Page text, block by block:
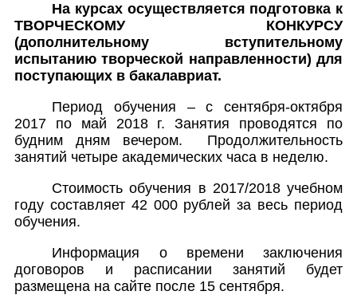
На курсах осуществляется подготовка к
ТВОРЧЕСКОМУ КОНКУРСУ
(дополнительному вступительному
испытанию творческой направленности) для
поступающих в бакалавриат.
Период обучения – с сентября-октября
2017 по май 2018 г. Занятия проводятся по
будним дням вечером. Продолжительность
занятий четыре академических часа в неделю.
Стоимость обучения в 2017/2018 учебном
году составляет 42 000 рублей за весь период
обучения.
Информация о времени заключения
договоров и расписании занятий будет
размещена на сайте после 15 сентября.